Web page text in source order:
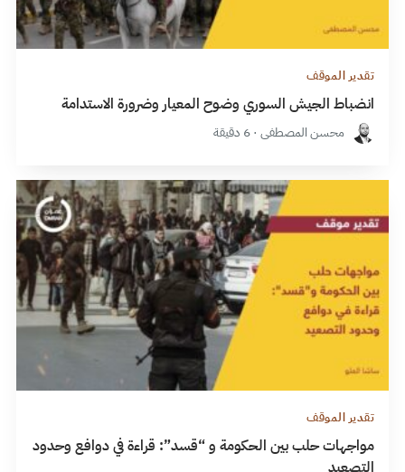
تقدير الموقف
انضباط الجيش السوري وضوح المعيار وضرورة الاستدامة
محسن المصطفى · 6 دقيقة
تقدير الموقف
مواجهات حلب بين الحكومة و “قسد”: قراءة في دوافع وحدود